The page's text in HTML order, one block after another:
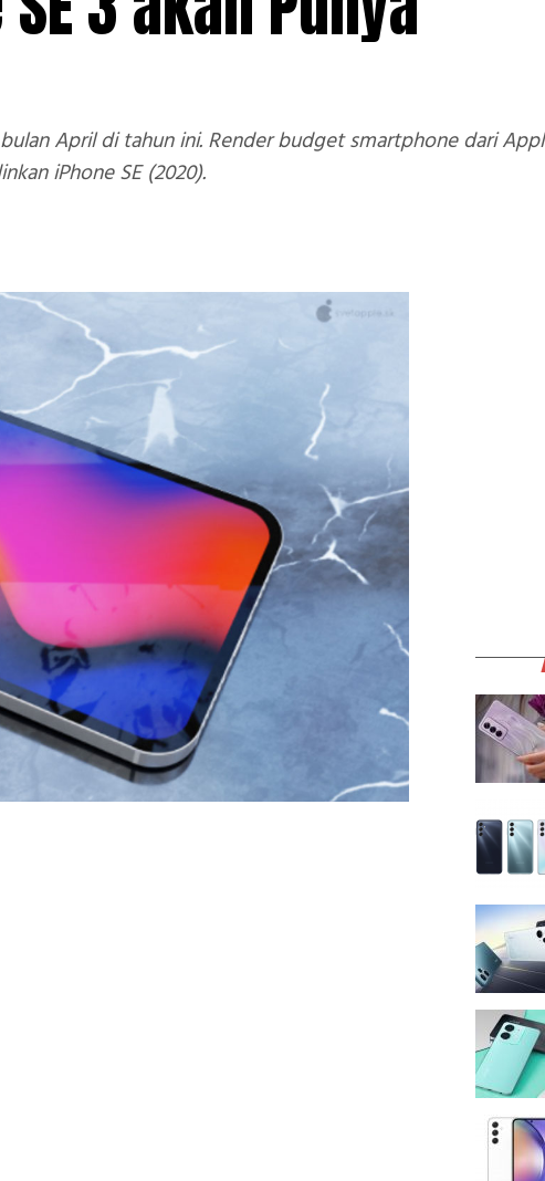
April di tahun ini. Render budget smartphone dari
iPhone SE (2020).